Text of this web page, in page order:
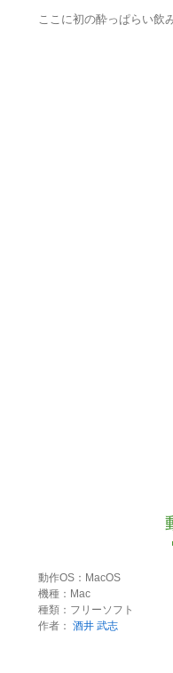
ここに初の酔っぱらい飲
動作OS：MacOS
機種：Mac
種類：フリーソフト
作者： 酒井 武志